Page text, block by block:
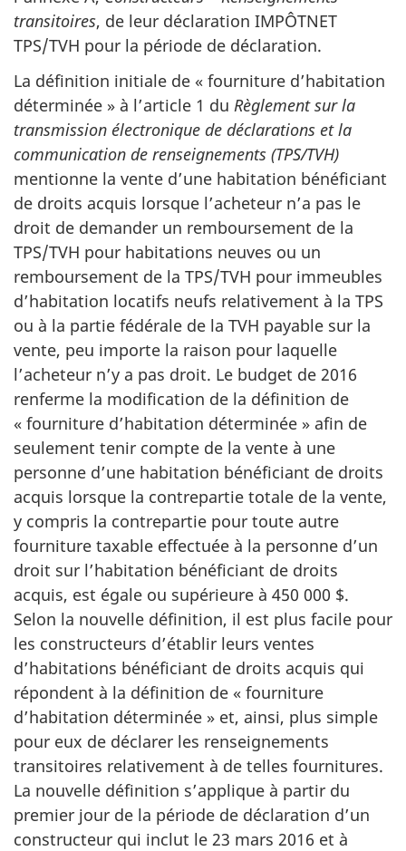
transitoires, de leur déclaration IMPÔTNET
TPS/TVH pour la période de déclaration.
La définition initiale de « fourniture d’habitation
déterminée » à l’article 1 du Règlement sur la
transmission électronique de déclarations et la
communication de renseignements (TPS/TVH)
mentionne la vente d’une habitation bénéficiant
de droits acquis lorsque l’acheteur n’a pas le
droit de demander un remboursement de la
TPS/TVH pour habitations neuves ou un
remboursement de la TPS/TVH pour immeubles
d’habitation locatifs neufs relativement à la TPS
ou à la partie fédérale de la TVH payable sur la
vente, peu importe la raison pour laquelle
l’acheteur n’y a pas droit. Le budget de 2016
renferme la modification de la définition de
« fourniture d’habitation déterminée » afin de
seulement tenir compte de la vente à une
personne d’une habitation bénéficiant de droits
acquis lorsque la contrepartie totale de la vente,
y compris la contrepartie pour toute autre
fourniture taxable effectuée à la personne d’un
droit sur l’habitation bénéficiant de droits
acquis, est égale ou supérieure à 450 000 $.
Selon la nouvelle définition, il est plus facile pour
les constructeurs d’établir leurs ventes
d’habitations bénéficiant de droits acquis qui
répondent à la définition de « fourniture
d’habitation déterminée » et, ainsi, plus simple
pour eux de déclarer les renseignements
transitoires relativement à de telles fournitures.
La nouvelle définition s’applique à partir du
premier jour de la période de déclaration d’un
constructeur qui inclut le 23 mars 2016 et à